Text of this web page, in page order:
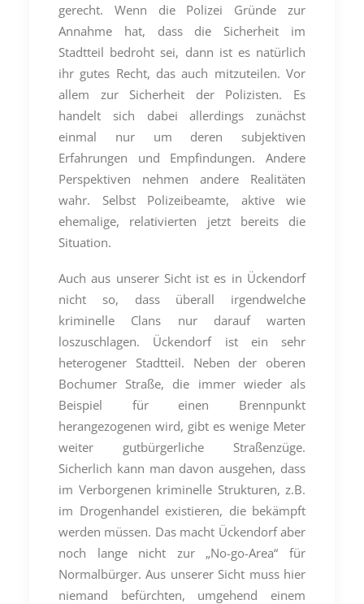
gerecht. Wenn die Polizei Gründe zur
Annahme hat, dass die Sicherheit im
Stadtteil bedroht sei, dann ist es natürlich
ihr gutes Recht, das auch mitzuteilen. Vor
allem zur Sicherheit der Polizisten. Es
handelt sich dabei allerdings zunächst
einmal nur um deren subjektiven
Erfahrungen und Empfindungen. Andere
Perspektiven nehmen andere Realitäten
wahr. Selbst Polizeibeamte, aktive wie
ehemalige, relativierten jetzt bereits die
Situation.
Auch aus unserer Sicht ist es in Ückendorf
nicht so, dass überall irgendwelche
kriminelle Clans nur darauf warten
loszuschlagen. Ückendorf ist ein sehr
heterogener Stadtteil. Neben der oberen
Bochumer Straße, die immer wieder als
Beispiel für einen Brennpunkt
herangezogenen wird, gibt es wenige Meter
weiter gutbürgerliche Straßenzüge.
Sicherlich kann man davon ausgehen, dass
im Verborgenen kriminelle Strukturen, z.B.
im Drogenhandel existieren, die bekämpft
werden müssen. Das macht Ückendorf aber
noch lange nicht zur „No-go-Area“ für
Normalbürger. Aus unserer Sicht muss hier
niemand befürchten, umgehend einem